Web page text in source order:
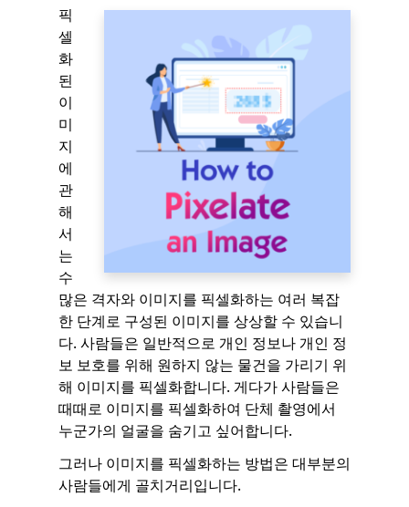
픽
셀
화
된
이
미
지
에
관
해
서
는
수
많은 격자와 이미지를 픽셀화하는 여러 복잡
한 단계로 구성된 이미지를 상상할 수 있습니
다. 사람들은 일반적으로 개인 정보나 개인 정
보 보호를 위해 원하지 않는 물건을 가리기 위
해 이미지를 픽셀화합니다. 게다가 사람들은
때때로 이미지를 픽셀화하여 단체 촬영에서
누군가의 얼굴을 숨기고 싶어합니다.
그러나 이미지를 픽셀화하는 방법은 대부분의
사람들에게 골치거리입니다.